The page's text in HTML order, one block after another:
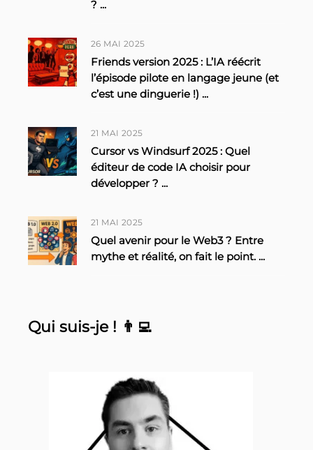
? ...
26 MAI 2025
Friends version 2025 : L’IA réécrit
l’épisode pilote en langage jeune (et
c’est une dinguerie !) ...
21 MAI 2025
Cursor vs Windsurf 2025 : Quel
éditeur de code IA choisir pour
développer ? ...
21 MAI 2025
Quel avenir pour le Web3 ? Entre
mythe et réalité, on fait le point. ...
Qui suis-je ! 👨‍💻